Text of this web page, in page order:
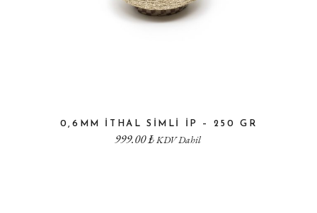
0,6MM ITHAL SIMLI IP – 250 GR
999.00₺KDV Dahil